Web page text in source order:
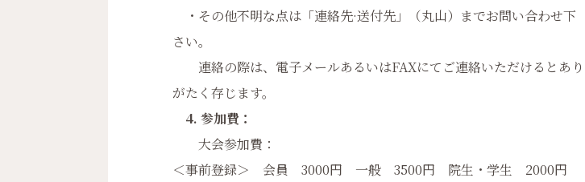
・その他不明な点は「連絡先·送付先」（丸山）までお問い合わせ下
さい。
連絡の際は、電子メールあるいはFAXにてご連絡いただけるとあり
がたく存じます。
4. 参加費：
大会参加費：
＜事前登録＞ 会員 3000円 一般 3500円 院生・学生 2000円